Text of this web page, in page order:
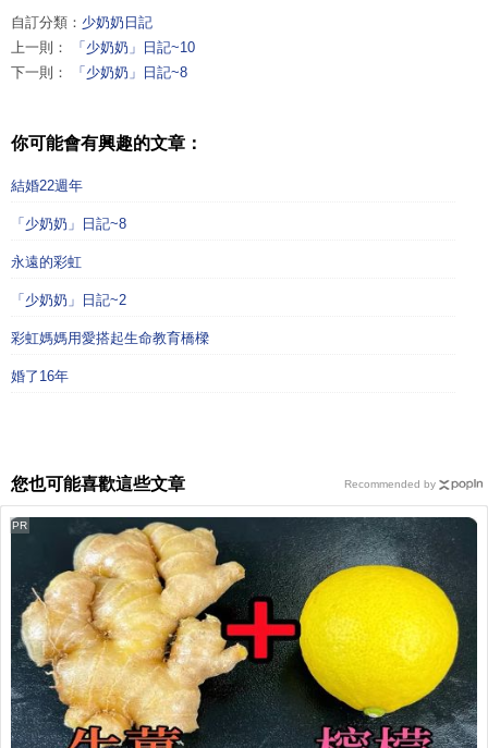
自訂分類： 少奶奶日記
上一則：
「少奶奶」日記~10
下一則：
「少奶奶」日記~8
你可能會有興趣的文章：
結婚22週年
「少奶奶」日記~8
永遠的彩虹
「少奶奶」日記~2
彩虹媽媽用愛搭起生命教育橋樑
婚了16年
您也可能喜歡這些文章
PR
Recommended by